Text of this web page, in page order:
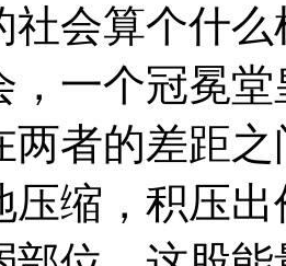
社会算个什
，一个冠冕
两者的差距
压缩，积压